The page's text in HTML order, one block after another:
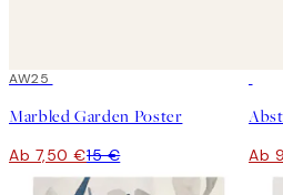
50%*
AW25
Marbled Garden Poster
Ab 7,50 €15 € Ab